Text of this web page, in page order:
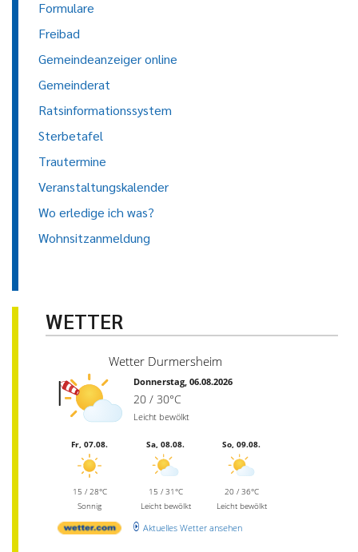
Formulare
Freibad
Gemeindeanzeiger online
Gemeinderat
Ratsinformationssystem
Sterbetafel
Trautermine
Veranstaltungskalender
Wo erledige ich was?
Wohnsitzanmeldung
WETTER
Wetter Durmersheim
Donnerstag, 06.08.2026
20 / 30°C
Leicht bewölkt
Fr, 07.08.
15 / 28°C
Sonnig
Sa, 08.08.
15 / 31°C
Leicht bewölkt
So, 09.08.
20 / 36°C
Leicht bewölkt
Aktuelles Wetter ansehen